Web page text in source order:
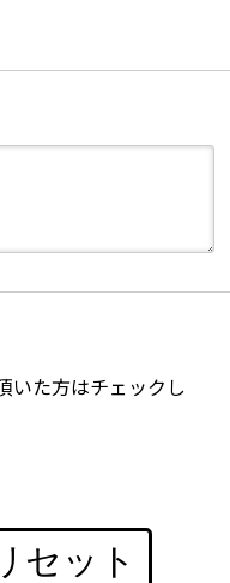
いた方はチェックし
セット